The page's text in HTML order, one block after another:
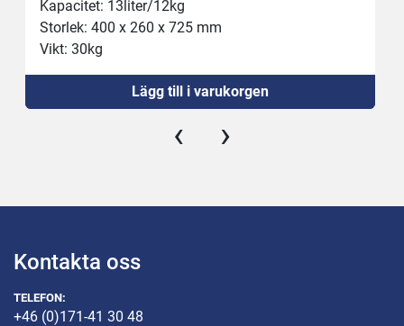
Kapacitet: 13liter/12kg
Storlek: 400 x 260 x 725 mm
Vikt: 30kg
Lägg till i varukorgen
‹ ›
Kontakta oss
TELEFON:
+46 (0)171-41 30 48